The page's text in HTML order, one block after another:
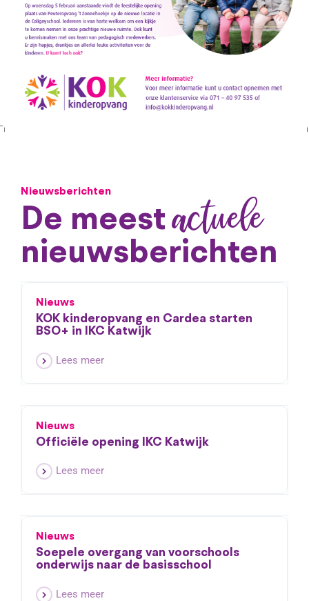
Nieuwsberichten
De meestactuele
nieuwsberichten
Nieuws
KOK kinderopvang en Cardea starten
BSO+ in IKC Katwijk
Lees meer
Nieuws
Officiële opening IKC Katwijk
Lees meer
Nieuws
Soepele overgang van voorschools
onderwijs naar de basisschool
Lees meer